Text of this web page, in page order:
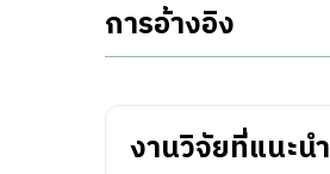
การอ้างอิง
งานวิจัยที่แนะนำ